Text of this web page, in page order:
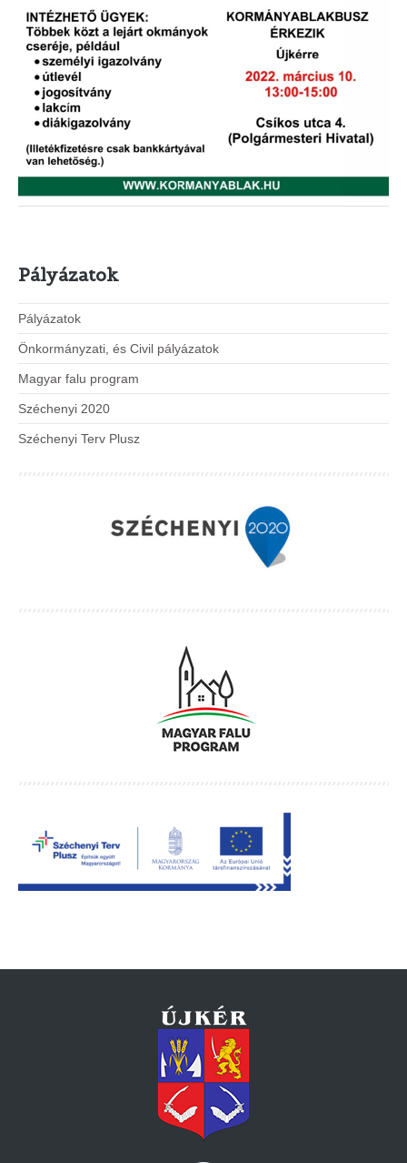
Pályázatok
Pályázatok
Önkormányzati, és Civil pályázatok
Magyar falu program
Széchenyi 2020
Széchenyi Terv Plusz